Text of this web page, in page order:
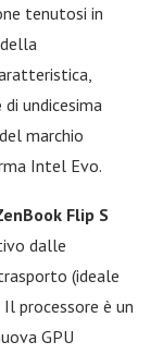
tenutosi in
di undicesima
marchio
Intel Evo.
Flip S
dalle
(ideale
processore è un
GPU